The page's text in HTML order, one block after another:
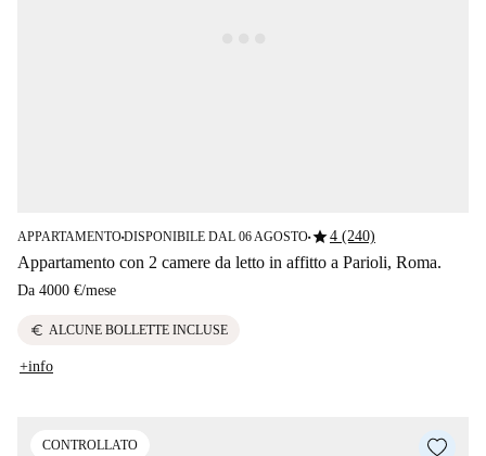
APPARTAMENTO■DISPONIBILE DAL 06 AGOSTO■star4 (240)
Appartamento con 2 camere da letto in affitto a Parioli, Roma.
Da 4000 €/mese
euro ALCUNE BOLLETTE INCLUSE
+info
CONTROLLATO